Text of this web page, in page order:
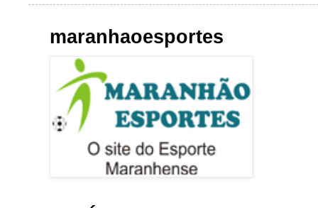
maranhaoesportes